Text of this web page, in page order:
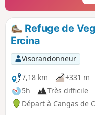
Refuge de
Ercina
Visorandonneur
7,18 km
+331 m
5h
Très difficile
Départ à Cangas de